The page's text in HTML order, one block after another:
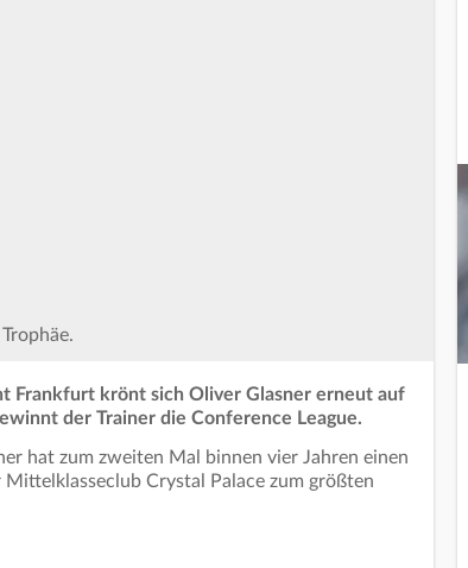
Frankfurt krönt sich Oliver Glasner erneut auf
der Trainer die Conference League.
hat zum zweiten Mal binnen vier Jahren einen
Crystal Palace zum größten